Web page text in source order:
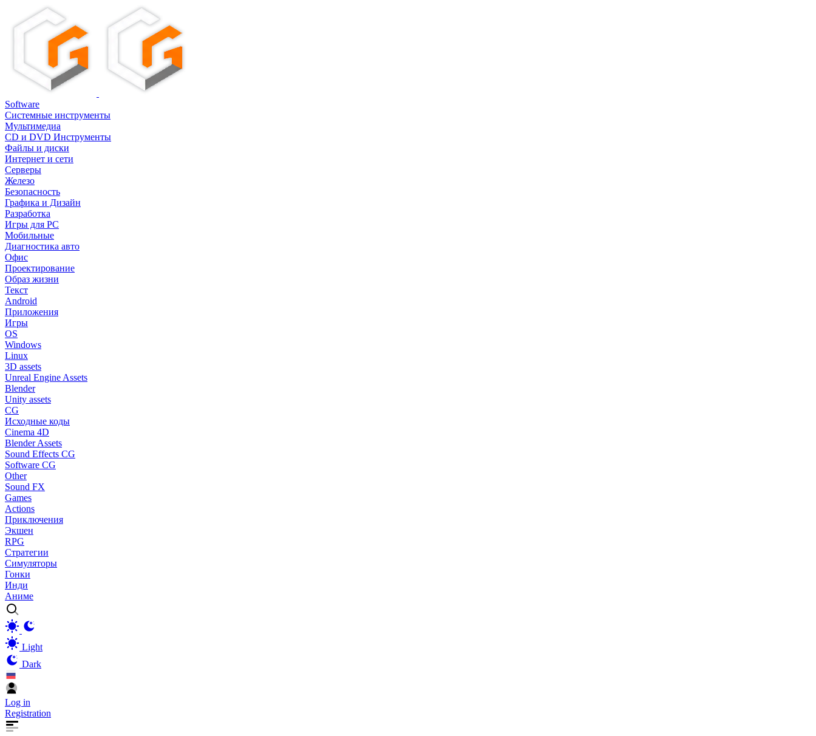
Software
Системные инструменты
Мультимедиа
CD и DVD Инструменты
Файлы и диски
Интернет и сети
Серверы
Железо
Безопасность
Графика и Дизайн
Разработка
Игры для PC
Мобильные
Диагностика авто
Офис
Проектирование
Образ жизни
Текст
Android
Приложения
Игры
OS
Windows
Linux
3D assets
Unreal Engine Assets
Blender
Unity assets
CG
Исходные коды
Cinema 4D
Blender Assets
Sound Effects CG
Software CG
Other
Sound FX
Games
Actions
Приключения
Экшен
RPG
Стратегии
Симуляторы
Гонки
Инди
Аниме
Light
Dark
Log in
Registration